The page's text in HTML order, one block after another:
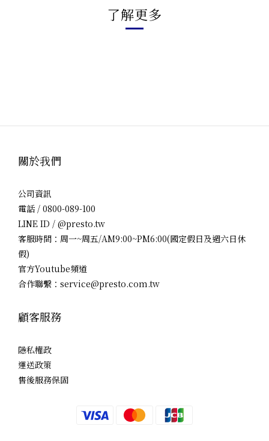
了解更多
關於我們
公司資訊
電話 / 0800-089-100
LINE ID / @presto.tw
客服時間：周一~周五/AM9:00~PM6:00(國定假日及週六日休
假)
官方Youtube頻道
合作聯繫：service@presto.com.tw
顧客服務
隱私權政
運送政策
售後服務保固